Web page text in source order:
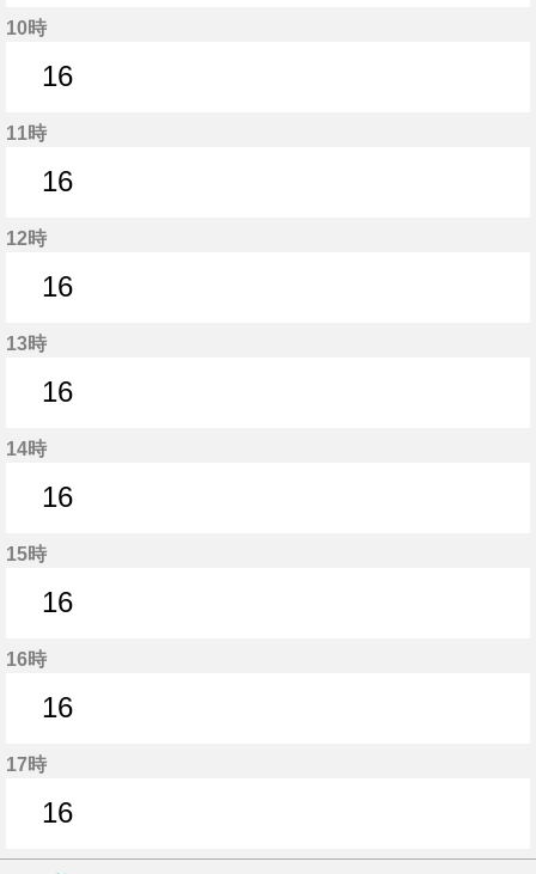
10時
16
11時
16
12時
16
13時
16
14時
16
15時
16
16時
16
17時
16